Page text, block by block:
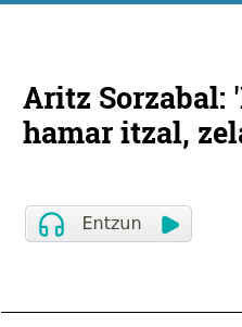
Aritz Sorzabal:
hamar itzal,